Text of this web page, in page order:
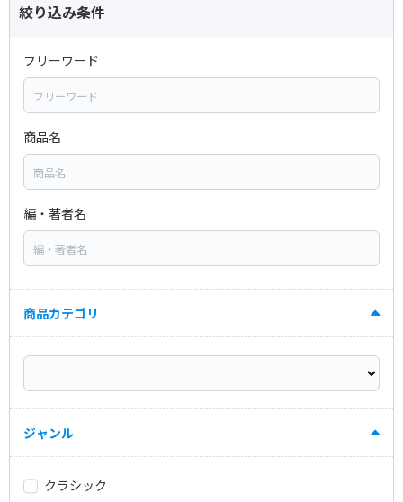
絞り込み条件
フリーワード
商品名
編・著者名
商品カテゴリ
ジャンル
クラシック